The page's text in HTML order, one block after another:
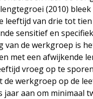
(2010)
leeftijd van drie tot
sensitief en specifiek
van de werkgroep is
met een afwijkende
vroeg op te
de werkgroep op de
jaar aan om minimaal